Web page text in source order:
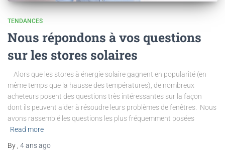
TENDANCES
Nous répondons à vos questions
sur les stores solaires
Alors que les stores à énergie solaire gagnent en popularité (en
même temps que la hausse des températures), de nombreux
acheteurs posent des questions très intéressantes sur la façon
dont ils peuvent aider à résoudre leurs problèmes de fenêtres. Nous
avons rassemblé les questions les plus fréquemment posées
Read more
By 4 ansago